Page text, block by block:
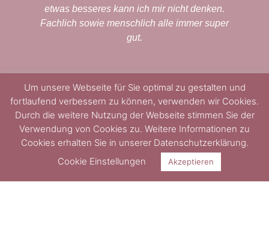
etwas besseres kann ich mir nicht denken.
Fachlich sowie menschlich alle immer super
gut.
Petra F. Oberursel
Um unsere Webseite für Sie optimal zu gestalten und
fortlaufend verbessern zu können, verwenden wir Cookies.
Durch die weitere Nutzung der Webseite stimmen Sie der
Verwendung von Cookies zu. Weitere Informationen zu
Cookies erhalten Sie in unserer Datenschutzerklärung.
Cookie Einstellungen
Akzeptieren